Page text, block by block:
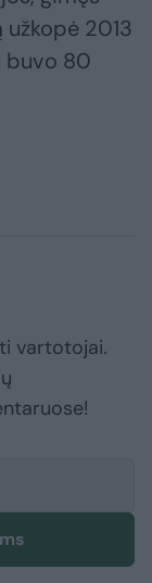
užkopė 2013
buvo 80
vartotojai.